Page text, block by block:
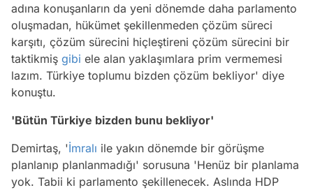
adına konuşanların da yeni dönemde daha parlamento
oluşmadan, hükümet şekillenmeden çözüm süreci
karşıtı, çözüm sürecini hiçleştireni çözüm sürecini bir
taktikmiş gibi ele alan yaklaşımlara prim vermemesi
lazım. Türkiye toplumu bizden çözüm bekliyor' diye
konuştu.
'Bütün Türkiye bizden bunu bekliyor'
Demirtaş, 'İmralı ile yakın dönemde bir görüşme
planlanıp planlanmadığı' sorusuna 'Henüz bir planlama
yok. Tabii ki parlamento şekillenecek. Aslında HDP